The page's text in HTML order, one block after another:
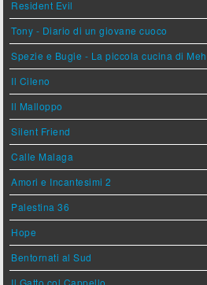
Resident Evil
Tony - Diario di un giovane cuoco
Spezie e Bugie - La piccola cucina di
Il Cileno
Il Malloppo
Silent Friend
Calle Malaga
Amori e Incantesimi 2
Palestina 36
Hope
Bentornati al Sud